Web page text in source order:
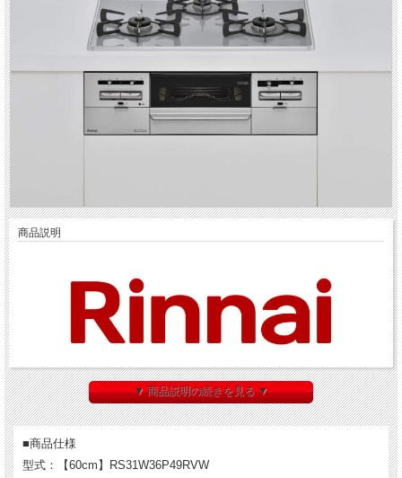
商品説明
シェアNo.1 リンナイ製！ビルトインガスコンロ 取替サービス！
機能充実！ダブル高火力・温度調整・水なし両面焼きグリルのモデル
を、標準取付工事費込みでご提供します。
※標準取付工事：既存ガスコンロ撤去・処分/新規ガスコンロ取付/ガス配
管接続/試運転・取扱い説明
▼ 商品説明の続きを見る ▼
■商品仕様
型式：【60cm】RS31W36P49RVW